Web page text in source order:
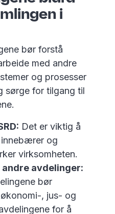
i
bør forstå
med andre
og prosesser
sørge for tilgang til
Det er viktig å
innebærer og
virksomheten.
avdelinger:
bør
, jus- og
for å